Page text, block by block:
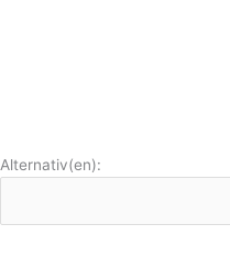
Alternativ(en):